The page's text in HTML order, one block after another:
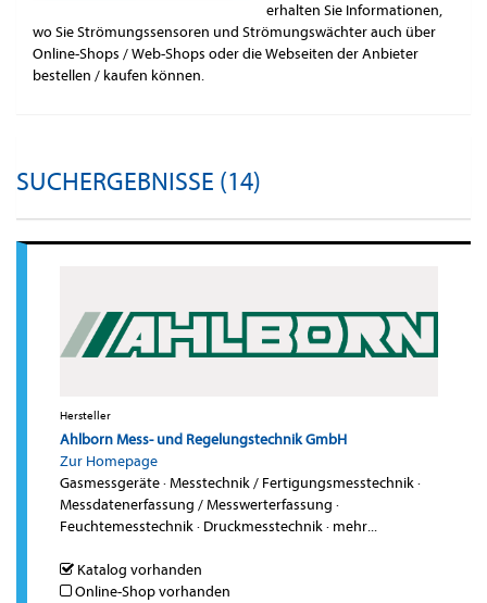
erhalten Sie Informationen,
wo Sie Strömungssensoren und Strömungswächter auch über
Online-Shops / Web-Shops oder die Webseiten der Anbieter
bestellen / kaufen können.
SUCHERGEBNISSE (14)
Hersteller
Ahlborn Mess- und Regelungstechnik GmbH
Zur Homepage
Gasmessgeräte·Messtechnik / Fertigungsmesstechnik·
Messdatenerfassung / Messwerterfassung ·
Feuchtemesstechnik· Druckmesstechnik· mehr...
Katalog vorhanden
Online-Shop vorhanden